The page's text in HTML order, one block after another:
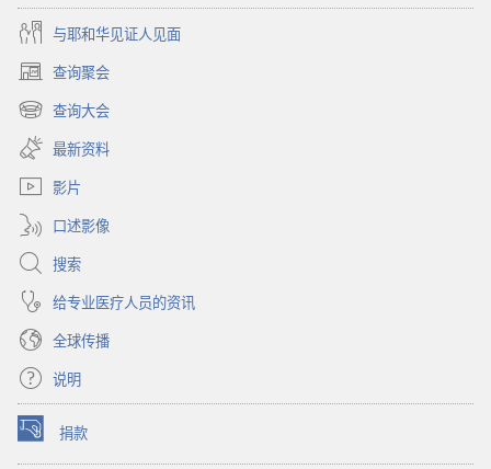
与耶和华见证人见面
查询聚会
（打
开
新
窗
口）
查询大会
（打
开
新
窗
最新资料
影片
口述影像
搜索
给专业医疗人员的资讯
全球传播
说明
捐款
（打
开